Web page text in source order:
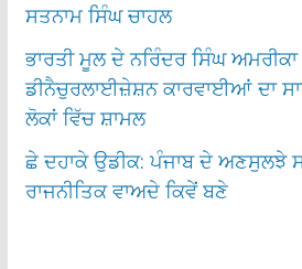
ਸਤਨਾਮ ਸਿੰਘ ਚਾਹਲ
ਭਾਰਤੀ ਮੂਲ ਦੇ ਨਰਿੰਦਰ ਸਿੰਘ ਅਮਰੀਕਾ
ਡੀਨੈਚੁਰਲਾਈਜ਼ੇਸ਼ਨ ਕਾਰਵਾਈਆਂ ਦਾ
ਲੋਕਾਂ ਵਿੱਚ ਸ਼ਾਮਲ
ਛੇ ਦਹਾਕੇ ਉਡੀਕ: ਪੰਜਾਬ ਦੇ ਅਣਸੁਲਝੇ
ਰਾਜਨੀਤਿਕ ਵਾਅਦੇ ਕਿਵੇਂ ਬਣੇ